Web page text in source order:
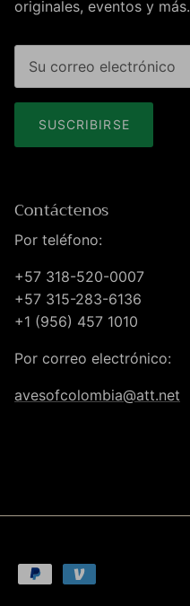
originales, eventos y más.
SUSCRIBIRSE
Contáctenos
Por teléfono:
+57 318-520-0007
+57 315-283-6136
+1 (956) 457 1010
Por correo electrónico:
avesofcolombia@att.net